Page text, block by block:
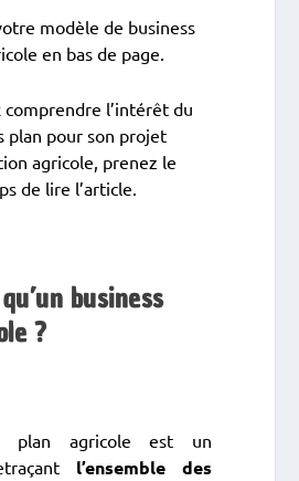
modèle de business
en bas de page.
comprendre l’intérêt du
plan pour son projet
agricole, prenez le
de lire l’article.
business
?
plan agricole est un
l’ensemble des